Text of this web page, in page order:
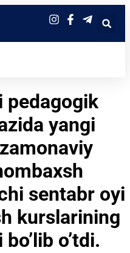
pedagogik
yangi
sentabr oyi
kurslarining
o’tdi.